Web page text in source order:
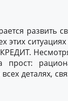
развить
этих
прост:
деталях,